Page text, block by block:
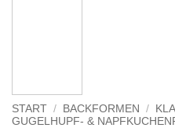
START / BACKFORMEN /
GUGELHUPF- &